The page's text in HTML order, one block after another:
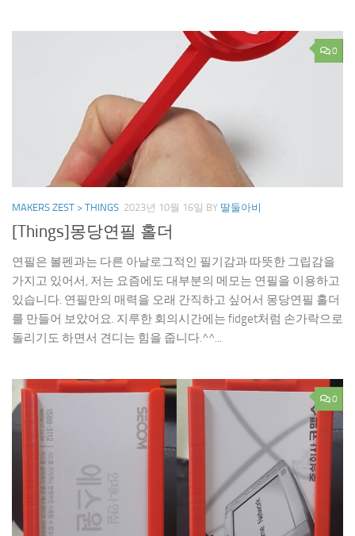
0
MAKERS ZEST > THINGS 2023년 10월 16일 BY 딸둘아비
[Things]몽당연필 홀더
연필은 볼펜과는 다른 아날로그적인 필기감과 따뜻한 그립감을
가지고 있어서, 저는 요즘에도 대부분의 메모는 연필을 이용하고
있습니다. 연필만의 매력을 오래 간직하고 싶어서 몽당연필 홀더
를 만들어 보았어요. 지루한 회의시간에는 fidget처럼 손가락으로
돌리기도 하면서 견디는 힘을 줍니다.^^...
0